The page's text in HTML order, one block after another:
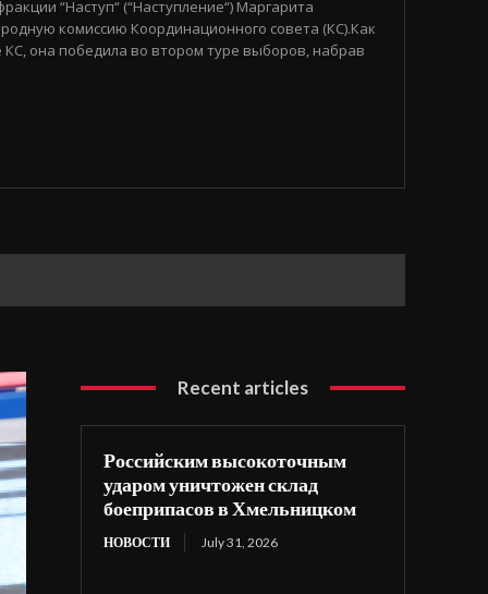
“Наступ“ (“Наступление“) Маргарита
комиссию Координационного совета (КС).Как
КС, она победила во втором туре выборов, набрав
Recent articles
Российским высокоточным
ударом уничтожен склад
боеприпасов в Хмельницком
НОВОСТИ July 31, 2026